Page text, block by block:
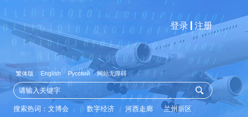
登录 注册
繁体版 English Русский 网站无障碍
搜索热词： 文博会 数字经济 河西走廊 兰州新区